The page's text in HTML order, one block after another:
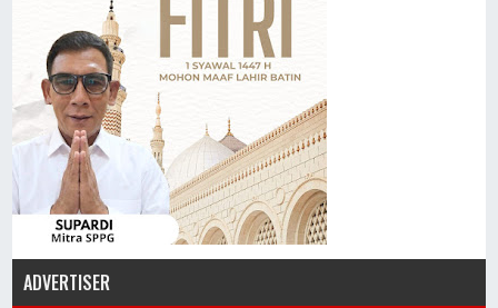
ADVERTISER